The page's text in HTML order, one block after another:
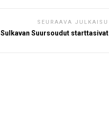
SEURAAVA JULKAISU
Sulkavan Suursoudut starttasivat